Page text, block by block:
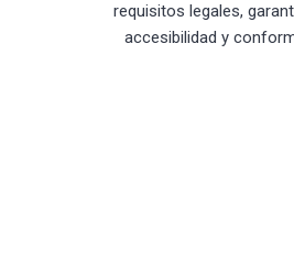
requisitos legales,
accesibilidad y